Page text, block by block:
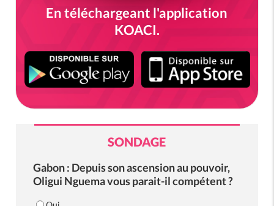
En téléchargeant l'application
KOACI.
SONDAGE
Gabon : Depuis son ascension au pouvoir,
Oligui Nguema vous parait-il compétent ?